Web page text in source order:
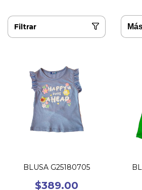
Filtrar
BLUSA G25180705
$389.00